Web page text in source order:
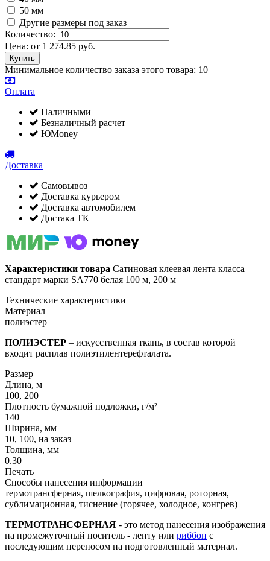
50 мм
Другие размеры под заказ
Количество:
Цена: от 1 274.85 руб.
Минимальное количество заказа этого товара: 10
Оплата
Наличными
Безналичный расчет
ЮMoney
Доставка
Самовывоз
Доставка курьером
Доставка автомобилем
Достака ТК
Характеристики товара Сатиновая клеевая лента класса
стандарт марки SA770 белая 100 м, 200 м
Технические характеристики
Материал
полиэстер
ПОЛИЭСТЕР – искусственная ткань, в состав которой
входит расплав полиэтилентерефталата.
Размер
Длина, м
100, 200
Плотность бумажной подложки, г/м²
140
Ширина, мм
10, 100, на заказ
Толщина, мм
0.30
Печать
Способы нанесения информации
термотрансферная, шелкография, цифровая, роторная,
сублимационная, тиснение (горячее, холодное, конгрев)
ТЕРМОТРАНСФЕРНАЯ - это метод нанесения изображения
на промежуточный носитель - ленту или риббон с
последующим переносом на подготовленный материал.